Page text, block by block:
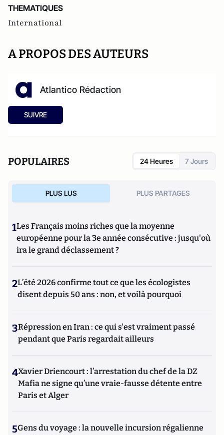
THEMATIQUES
International
A PROPOS DES AUTEURS
Atlantico Rédaction
SUIVRE
POPULAIRES 24 Heures 7 Jours
PLUS LUS PLUS PARTAGES
1Les Français moins riches que la moyenne
européenne pour la 3e année consécutive : jusqu'où
ira le grand déclassement ?
2L’été 2026 confirme tout ce que les écologistes
disent depuis 50 ans : non, et voilà pourquoi
3Répression en Iran : ce qui s'est vraiment passé
pendant que Paris regardait ailleurs
4Xavier Driencourt : l’arrestation du chef de la DZ
Mafia ne signe qu’une vraie-fausse détente entre
Paris et Alger
5Gens du voyage : la nouvelle incursion régalienne